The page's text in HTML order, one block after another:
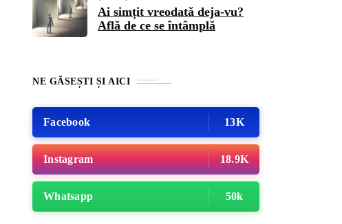
Ai simțit vreodată deja-vu?
Află de ce se întâmplă
NE GĂSEȘTI ȘI AICI
Facebook 13K
Instagram 18.9K
Whatsapp 50k